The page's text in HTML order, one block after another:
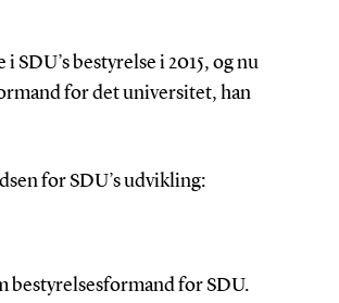
bestyrelse i 2015, og nu
for det universitet, han
for SDU’s udvikling:
bestyrelsesformand for SDU.